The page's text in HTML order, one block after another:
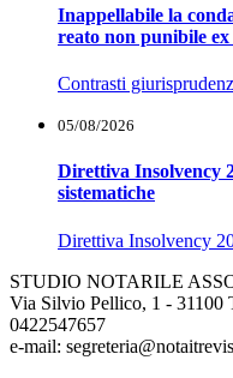
Inappellabile la
reato non punibile
Contrasti
05/08/2026
Direttiva Insolvency
sistematiche
Direttiva Insolvency
STUDIO NOTARILE
Via Silvio Pellico, 1 - 31100
0422547657
e-mail: